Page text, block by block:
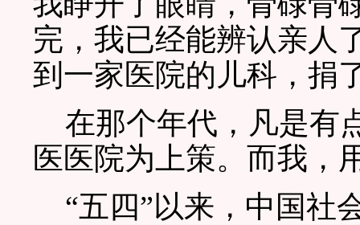
完，我已经能辨认亲人
到一家医院的儿科，捐
在那个年代，凡是有
医医院为上策。而我，
“五四”以来，中国社